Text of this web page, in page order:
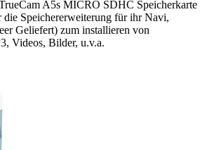
A5s MICRO SDHC Speicherkarte
Speichererweiterung für ihr Navi,
Geliefert) zum installieren von
Videos, Bilder, u.v.a.